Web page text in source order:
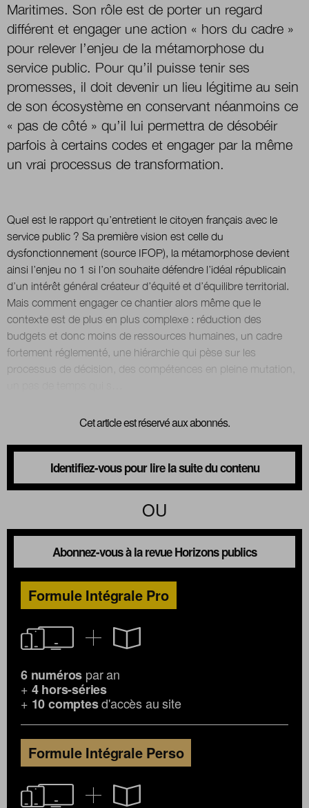
Nous suivre sur Twittersur LinkedIn
sur
Maritimes. Son rôle est de porter un regard
différent et engager une action « hors du cadre »
pour relever l’enjeu de la métamorphose du
service public. Pour qu’il puisse tenir ses
promesses, il doit devenir un lieu légitime au sein
de son écosystème en conservant néanmoins ce
« pas de côté » qu’il lui permettra de désobéir
parfois à certains codes et engager par la même
un vrai processus de transformation.
Quel est le rapport qu’entretient le citoyen français avec le
service public ? Sa première vision est celle du
dysfonctionnement (source IFOP), la métamorphose devient
ainsi l’enjeu no 1 si l’on souhaite défendre l’idéal républicain
d’un intérêt général créateur d’équité et d’équilibre territorial.
Mais comment engager ce chantier alors même que le
contexte est de plus en plus complexe : réduction des
budgets et donc moins de ressources humaines, un cadre
fortement réglementé, une hiérarchie qui pèse sur les
processus de décision, des compétences en pleine mutation,
Cet article est réservé aux abonnés.
Identifiez-vous pour lire la suite du contenu
OU
Abonnez-vous à la revue Horizons publics
Formule Intégrale Pro
6 numéros par an
+ 4 hors-séries
+ 10 comptesd'accès au site
Formule Intégrale Perso